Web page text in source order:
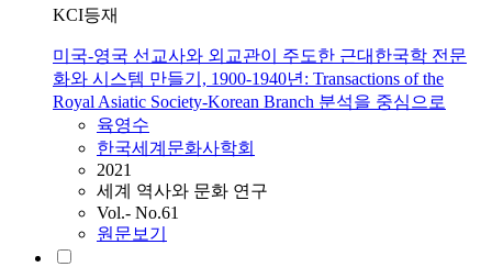
KCI등재
미국-영국 선교사와 외교관이 주도한 근대한국학 전문
화와 시스템 만들기, 1900-1940년: Transactions of the
Royal Asiatic Society-Korean Branch 분석을 중심으로
육영수
한국세계문화사학회
2021
세계 역사와 문화 연구
Vol.- No.61
원문보기